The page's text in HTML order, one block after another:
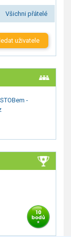
Všichni přátelé
uživatele
-